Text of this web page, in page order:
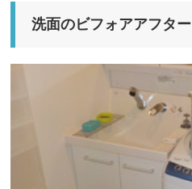
洗面のビフォアアフター